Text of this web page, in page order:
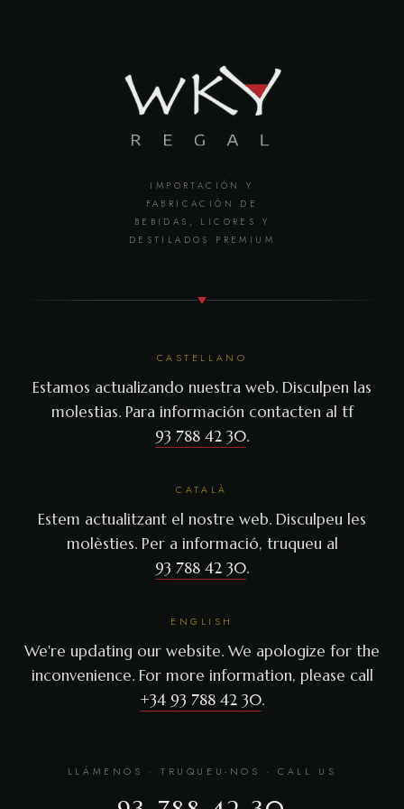
IMPORTACIÓN Y
FABRICACIÓN DE
BEBIDAS, LICORES Y
DESTILADOS PREMIUM
CASTELLANO
Estamos actualizando nuestra web. Disculpen las
molestias. Para información contacten al tf
93 788 42 30.
CATALÀ
Estem actualitzant el nostre web. Disculpeu les
molèsties. Per a informació, truqueu al
93 788 42 30.
ENGLISH
We're updating our website. We apologize for the
inconvenience. For more information, please call
+34 93 788 42 30.
LLÁMENOS · TRUQUEU-NOS · CALL US